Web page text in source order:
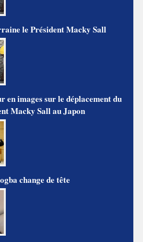
le Président Macky Sall
en images sur le déplacement du
Macky Sall au Japon
change de tête